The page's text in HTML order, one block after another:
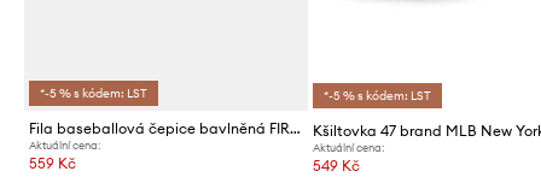
*-5 % s kódem: LST
Fila baseballová čepice bavlněná FIRENZE
Aktuální cena:
559 Kč
*-5 % s kódem: LST
Aktuální cena:
549 Kč